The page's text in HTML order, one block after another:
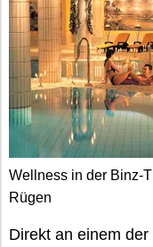
Wellness in der Binz-
Rügen
Direkt an einem